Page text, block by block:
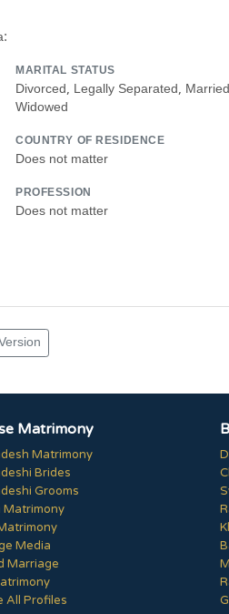
MARITAL STATUS
Divorced, Legally Separated,
Widowed
COUNTRY OF RESIDENCE
Does not matter
PROFESSION
Does not matter
Matrimony
Matrimony
Brides
Grooms
Matrimony
Media
Marriage
All Profiles